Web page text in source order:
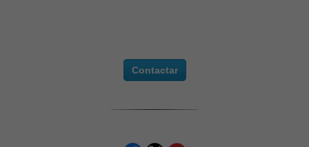
Contactar